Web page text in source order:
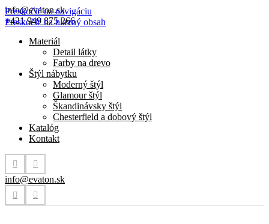
Preskočiť na navigáciu
Preskočiť na hlavný obsah
info@evaton.sk
+421 949 875 266
Materiál
Detail látky
Farby na drevo
Štýl nábytku
Moderný štýl
Glamour štýl
Škandinávsky štýl
Chesterfield a dobový štýl
Katalóg
Kontakt
info@evaton.sk